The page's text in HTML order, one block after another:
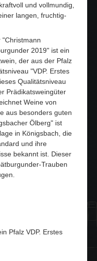
und vollmundig,
langen, fruchtig-
"Christmann
2019" ist ein
der aus der Pfalz
"VDP. Erstes
Qualitätsniveau
Prädikatsweingüter
Weine von
aus besonders guten
Ölberg" ist
in Königsbach, die
und ihre
bekannt ist. Dieser
Trauben
Pfalz VDP. Erstes